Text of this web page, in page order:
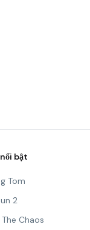
bật
Tom
2
The Chaos